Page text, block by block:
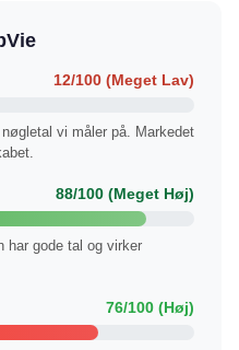
12/100 (Meget Lav)
vi måler på. Markedet
88/100 (Meget Høj)
har gode tal og virker
76/100 (Høj)